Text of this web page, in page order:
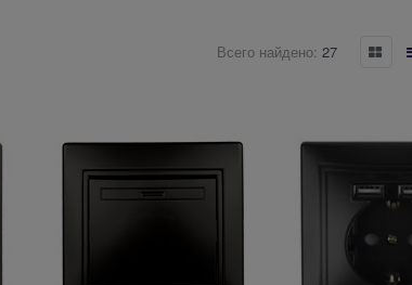
Всего найдено: 27